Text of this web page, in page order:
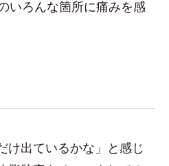
いろんな箇所に痛みを感
け出ているかな」と感じ